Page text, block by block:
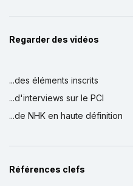
Regarder des vidéos
...des éléments inscrits
...d'interviews sur le PCI
...de NHK en haute définition
Références clefs